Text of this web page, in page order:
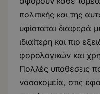
πολιτικής και της
υφίσταται διαφορά
ιδιαίτερη και πιο
φορολογικών και
Πολλές υποθέσεις
νοσοκομεία, στις